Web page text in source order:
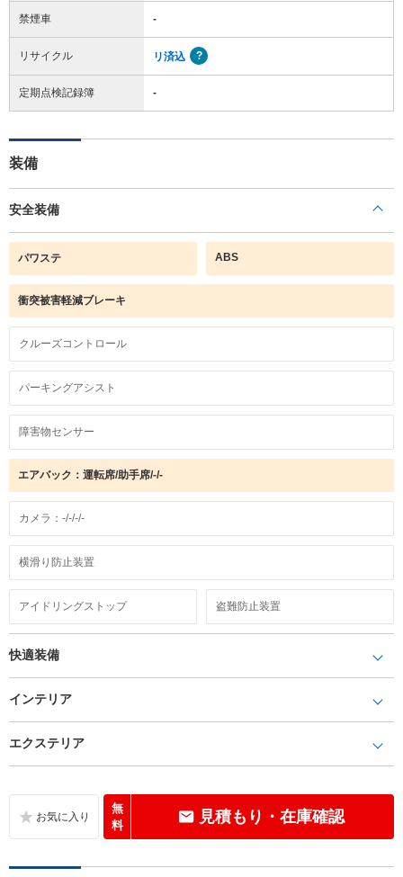
禁煙車 -
リサイクル リ済込
定期点検記録簿 -
装備
安全装備
パワステ ABS
衝突被害軽減ブレーキ
クルーズコントロール
パーキングアシスト
障害物センサー
エアバック：運転席/助手席/-/-
カメラ：-/-/-/-
横滑り防止装置
アイドリングストップ 盗難防止装置
快適装備
インテリア
エクステリア
無
料
見積もり・在庫確認